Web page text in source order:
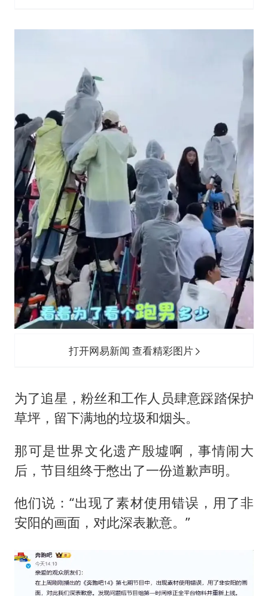
打开网易新闻 查看精彩图片
为了追星，粉丝和工作人员肆意踩踏保护
草坪，留下满地的垃圾和烟头。
那可是世界文化遗产殷墟啊，事情闹大
后，节目组终于憋出了一份道歉声明。
他们说：“出现了素材使用错误，用了非
安阳的画面，对此深表歉意。”